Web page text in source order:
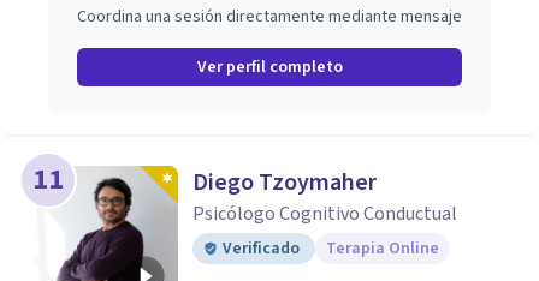
Coordina una sesión directamente mediante mensaje
Ver perfil completo
11 Diego Tzoymaher
Psicólogo Cognitivo Conductual
Verificado Terapia Online